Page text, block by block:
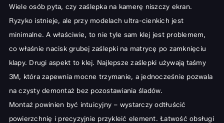
Wiele osób pyta, czy zaślepka na kamerę niszczy ekran.
Ryzyko istnieje, ale przy modelach ultra-cienkich jest
minimalne. A właściwie, to nie tyle sam klej jest problemem,
co właśnie nacisk grubej zaślepki na matrycę po zamknięciu
klapy. Drugi aspekt to klej. Najlepsze zaślepki używają taśmy
3M, która zapewnia mocne trzymanie, a jednocześnie pozwala
na czysty demontaż bez pozostawiania śladów.
Montaż powinien być intuicyjny – wystarczy odtłuścić
powierzchnię i precyzyjnie przykleić element. Łatwość obsługi